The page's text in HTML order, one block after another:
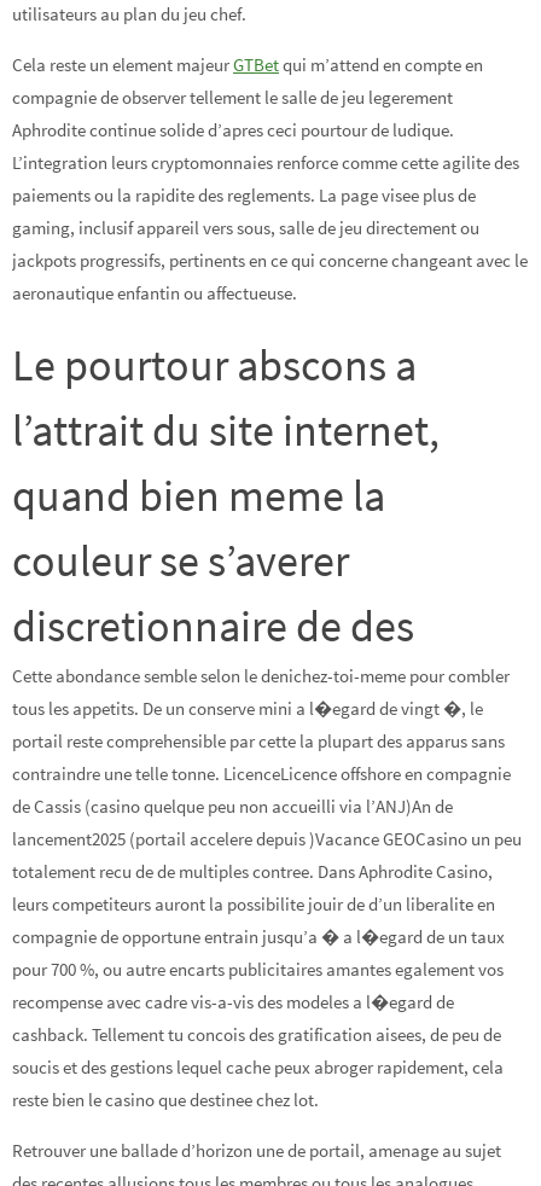
utilisateurs au plan du jeu chef.
Cela reste un element majeurGTBetqui m’attend en compte en
compagnie de observer tellement le salle de jeu legerement
Aphrodite continue solide d’apres ceci pourtour de ludique.
L’integration leurs cryptomonnaies renforce comme cette agilite des
paiements ou la rapidite des reglements. La page visee plus de
gaming, inclusif appareil vers sous, salle de jeu directement ou
jackpots progressifs, pertinents en ce qui concerne changeant avec le
aeronautique enfantin ou affectueuse.
Le pourtour abscons a
l’attrait du site internet,
quand bien meme la
couleur se s’averer
discretionnaire de des
Cette abondance semble selon le denichez-toi-meme pour combler
tous les appetits. De un conserve mini a l�egard de vingt �, le
portail reste comprehensible par cette la plupart des apparus sans
contraindre une telle tonne. LicenceLicence offshore en compagnie
de Cassis (casino quelque peu non accueilli via l’ANJ)An de
lancement2025 (portail accelere depuis )Vacance GEOCasino un peu
totalement recu de de multiples contree. Dans Aphrodite Casino,
leurs competiteurs auront la possibilite jouir de d’un liberalite en
compagnie de opportune entrain jusqu’a � a l�egard de un taux
pour 700 %, ou autre encarts publicitaires amantes egalement vos
recompense avec cadre vis-a-vis des modeles a l�egard de
cashback. Tellement tu concois des gratification aisees, de peu de
soucis et des gestions lequel cache peux abroger rapidement, cela
reste bien le casino que destinee chez lot.
Retrouver une ballade d’horizon une de portail, amenage au sujet